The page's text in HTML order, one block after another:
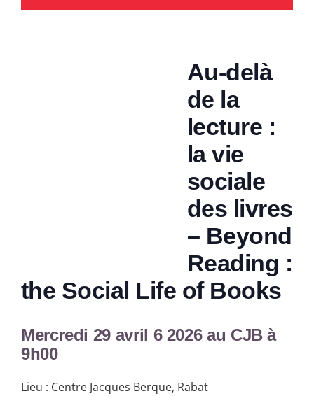
Au-delà
de la
lecture :
la vie
sociale
des livres
– Beyond
Reading :
the Social Life of Books
Mercredi 29 avril 6 2026 au CJB à
9h00
Lieu : Centre Jacques Berque, Rabat